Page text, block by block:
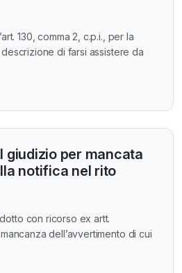
130, comma 2, c.p.i., per la
di farsi assistere da
giudizio per mancata
notifica nel rito
con ricorso ex artt.
dell’avvertimento di cui